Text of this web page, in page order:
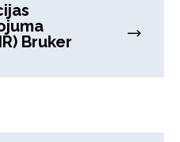
Bruker